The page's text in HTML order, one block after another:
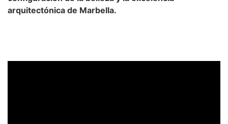
arquitectónica de Marbella.